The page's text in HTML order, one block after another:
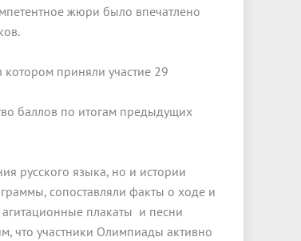
жюри было впечатлено
приняли участие 29
баллов по итогам предыдущих
русского языка, но и истории
сопоставляли факты о ходе и
плакаты и песни
что участники Олимпиады активно